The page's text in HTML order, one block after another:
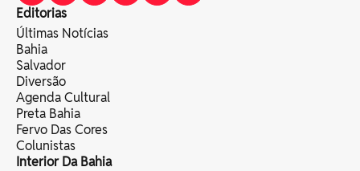
Editorias
Últimas Notícias
Bahia
Salvador
Diversão
Agenda Cultural
Preta Bahia
Fervo Das Cores
Colunistas
Interior Da Bahia